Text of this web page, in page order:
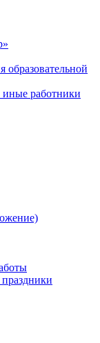
образовательной
иные работники